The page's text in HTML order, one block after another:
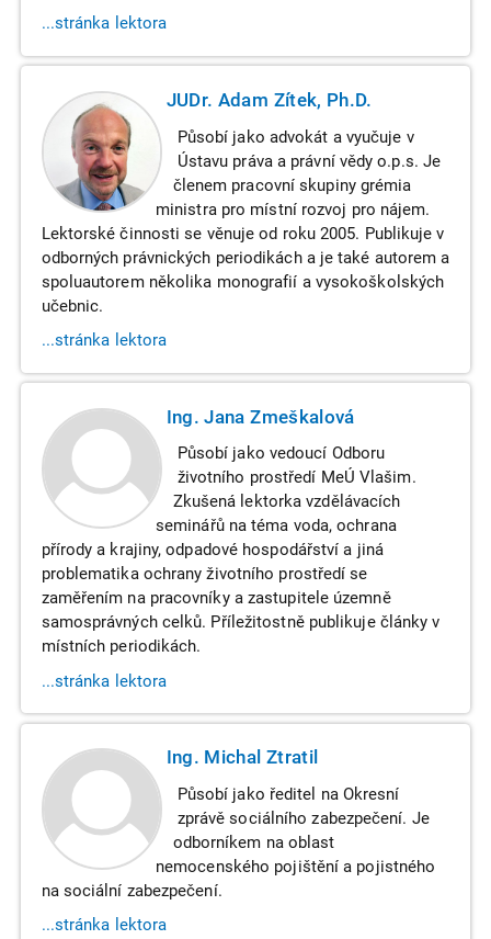
...stránka lektora
JUDr. Adam Zítek, Ph.D.
Působí jako advokát a vyučuje v
Ústavu práva a právní vědy o.p.s. Je
členem pracovní skupiny grémia
ministra pro místní rozvoj pro nájem.
Lektorské činnosti se věnuje od roku 2005. Publikuje v
odborných právnických periodikách a je také autorem a
spoluautorem několika monografií a vysokoškolských
učebnic.
...stránka lektora
Ing. Jana Zmeškalová
Působí jako vedoucí Odboru
životního prostředí MeÚ Vlašim.
Zkušená lektorka vzdělávacích
seminářů na téma voda, ochrana
přírody a krajiny, odpadové hospodářství a jiná
problematika ochrany životního prostředí se
zaměřením na pracovníky a zastupitele územně
samosprávných celků. Příležitostně publikuje články v
místních periodikách.
...stránka lektora
Ing. Michal Ztratil
Působí jako ředitel na Okresní
zprávě sociálního zabezpečení. Je
odborníkem na oblast
nemocenského pojištění a pojistného
na sociální zabezpečení.
...stránka lektora